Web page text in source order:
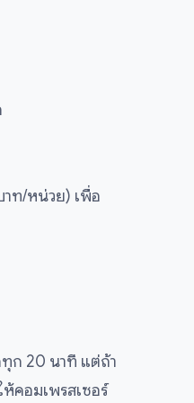
ท/หน่วย) เพื่อ
ก 20 นาที แต่ถ้า
คอมเพรสเซอร์